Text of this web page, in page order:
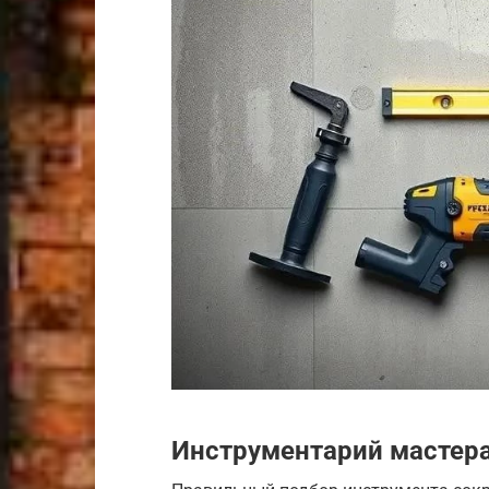
Инструментарий